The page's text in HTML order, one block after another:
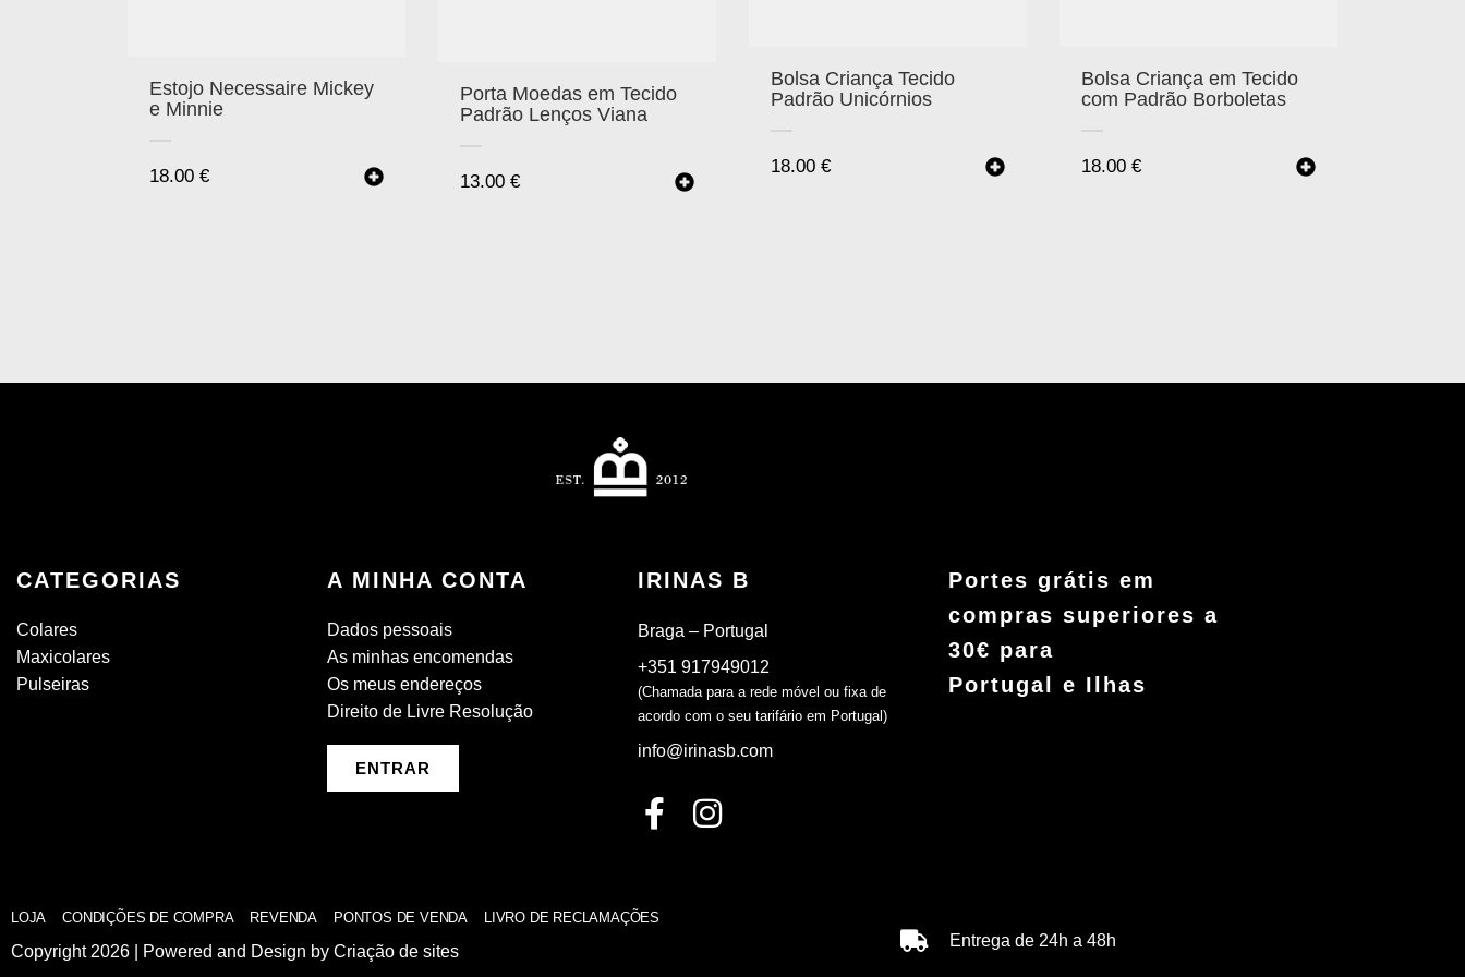
Estojo Necessaire Mickey
e Minnie
18.00 €
Porta Moedas em Tecido
Padrão Lenços Viana
13.00 €
Bolsa Criança Tecido
Padrão Unicórnios
18.00 €
Bolsa Criança em Tecido
com Padrão Borboletas
18.00 €
CATEGORIAS
Colares
Maxicolares
Pulseiras
A MINHA CONTA
Dados pessoais
As minhas encomendas
Os meus endereços
Direito de Livre Resolução
ENTRAR
IRINAS B
Braga – Portugal
+351 917949012
(Chamada para a rede móvel ou fixa de
acordo com o seu tarifário em Portugal)
info@irinasb.com
Portes grátis em
compras superiores a
30€ para
Portugal e Ilhas
LOJA CONDIÇÕES DE COMPRA REVENDA PONTOS DE VENDA LIVRO DE RECLAMAÇÕES
Copyright 2026 | Powered and Design by Criação de sites
Entrega de 24h a 48h